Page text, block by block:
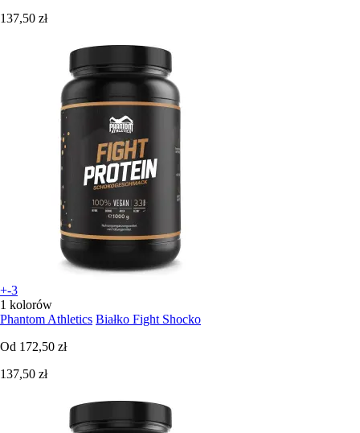
137,50 zł
+-3
1 kolorów
Phantom Athletics Białko Fight Shocko
Od 172,50 zł
137,50 zł